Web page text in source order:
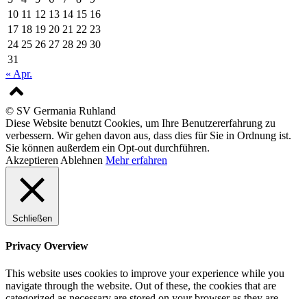
10 11 12 13 14 15 16
17 18 19 20 21 22 23
24 25 26 27 28 29 30
31
« Apr.
© SV Germania Ruhland
Diese Website benutzt Cookies, um Ihre Benutzererfahrung zu
verbessern. Wir gehen davon aus, dass dies für Sie in Ordnung ist.
Sie können außerdem ein Opt-out durchführen.
Akzeptieren Ablehnen Mehr erfahren
Schließen
Privacy Overview
This website uses cookies to improve your experience while you
navigate through the website. Out of these, the cookies that are